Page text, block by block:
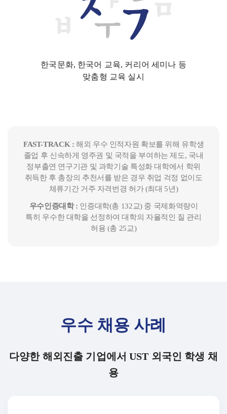
한국문화, 한국어 교육, 커리어 세미나 등
맞춤형 교육 실시
FAST-TRACK : 해외 우수 인적자원 확보를 위해 유학생
졸업 후 신속하게 영주권 및 국적을 부여하는 제도, 국내
정부출연 연구기관 및 과학기술 특성화 대학에서 학위
취득한 후 총장의 추천서를 받은 경우 취업 걱정 없이도
체류기간 거주 자격번경 허가 (최대 5년)
우수인증대학 : 인증대학(총 132교) 중 국제화역량이
특히 우수한 대학을 선정하여 대학의 자율적인 질 관리
허용 (총 25교)
우수 채용 사례
다양한 해외진출 기업에서 UST 외국인 학생 채
용